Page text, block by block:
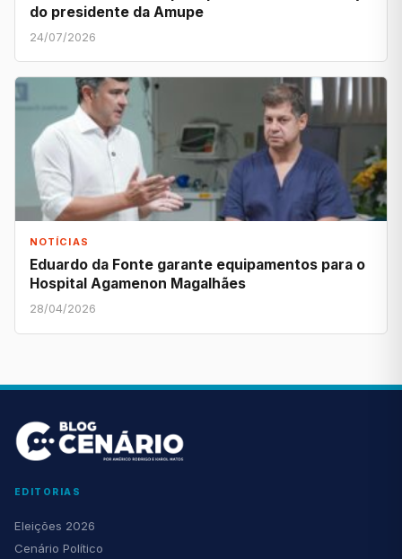
do presidente da Amupe
24/07/2026
NOTÍCIAS
Eduardo da Fonte garante equipamentos para o
Hospital Agamenon Magalhães
28/04/2026
EDITORIAS
Eleições 2026
Cenário Político